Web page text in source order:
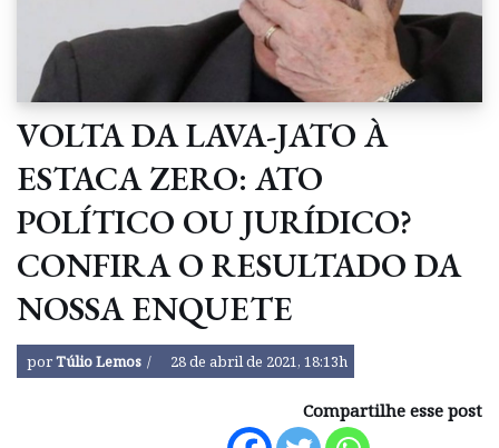
VOLTA DA LAVA-JATO À
ESTACA ZERO: ATO
POLÍTICO OU JURÍDICO?
CONFIRA O RESULTADO DA
NOSSA ENQUETE
porTúlio Lemos 28 de abril de 2021, 18:13h
Compartilhe esse post